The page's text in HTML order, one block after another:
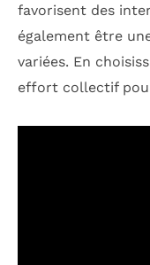
favorisent des
également être
variées. En
effort collectif